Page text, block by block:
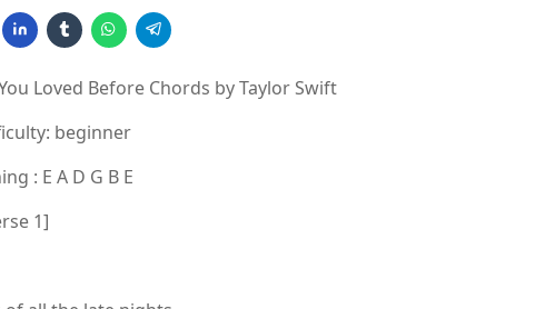
Loved Before Chords by Taylor Swift
beginner
A D G B E
1]